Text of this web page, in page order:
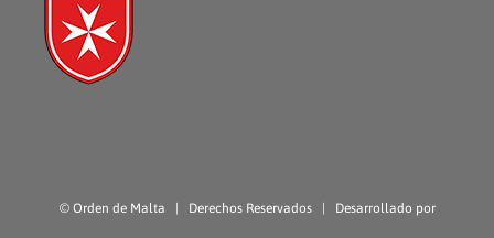
© Orden de Malta | Derechos Reservados | Desarrollado por